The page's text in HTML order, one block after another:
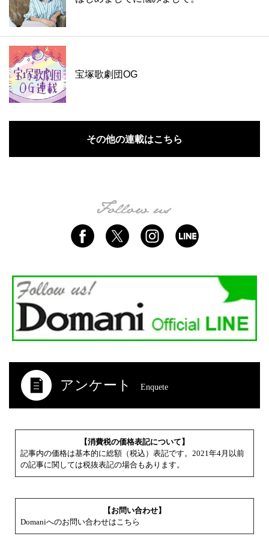
宝塚歌劇団OG
その他の連載はこちら
アンケート Enquete
【消費税の価格表記について】
記事内の価格は基本的に総額（税込）表記です。2021年4月以前
の記事に関しては税抜表記の場合もあります。
【お問い合わせ】
Domaniへのお問い合わせはこちら